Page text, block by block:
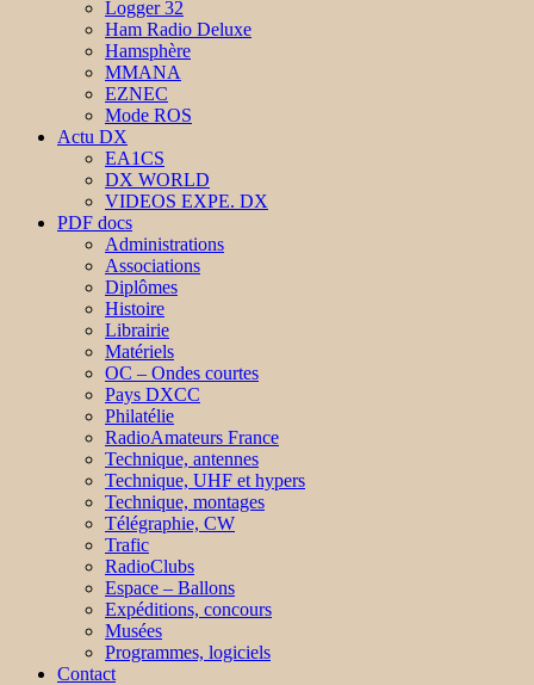
Logger 32
Ham Radio Deluxe
Hamsphère
MMANA
EZNEC
Mode ROS
Actu DX
EA1CS
DX WORLD
VIDEOS EXPE. DX
PDF docs
Administrations
Associations
Diplômes
Histoire
Librairie
Matériels
OC – Ondes courtes
Pays DXCC
Philatélie
RadioAmateurs France
Technique, antennes
Technique, UHF et hypers
Technique, montages
Télégraphie, CW
Trafic
RadioClubs
Espace – Ballons
Expéditions, concours
Musées
Programmes, logiciels
Contact